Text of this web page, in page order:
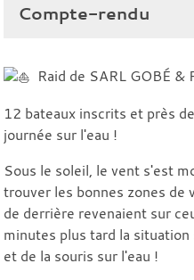
Compte-rendu
Raid de SARL GOBÉ &
12 bateaux inscrits et près
journée sur l'eau !
Sous le soleil, le vent s'est
trouver les bonnes zones de
de derrière revenaient sur
minutes plus tard la
et de la souris sur l'eau !